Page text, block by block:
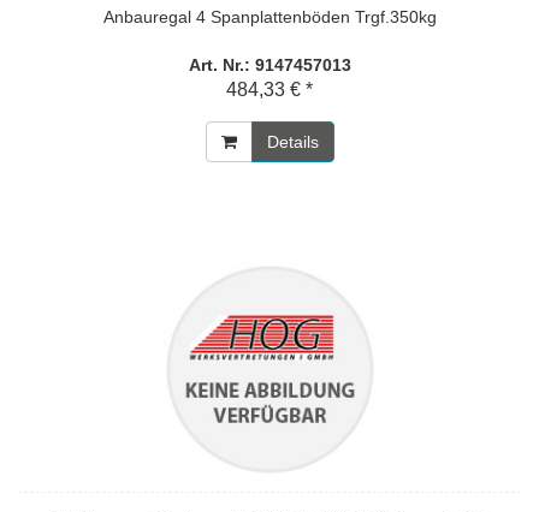
Anbauregal 4 Spanplattenböden Trgf.350kg
Art. Nr.: 9147457013
484,33 € *
Details